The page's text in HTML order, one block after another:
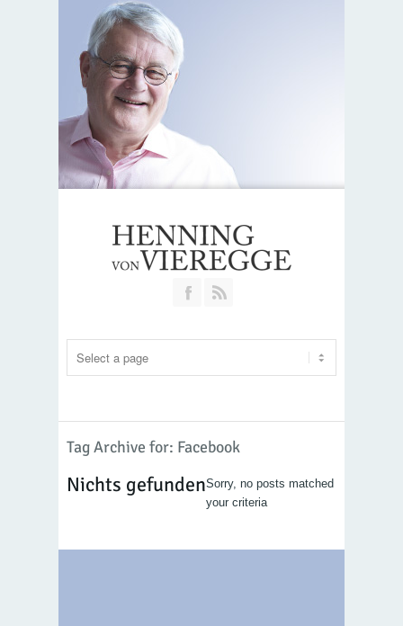
Join our Facebook Group
Tag Archive for: Facebook
Nichts gefundenSorry, no posts matched
your criteria